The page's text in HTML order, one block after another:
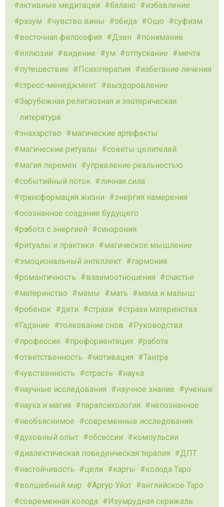
активные медитации
баланс
избавление
разум
чувство вины обида Ошо
суфизм
восточная философия
Дзен
понимание
иллюзии
видение ум отпускание
мечта
путешествие
Психотерапия
избегание лечения
стресс-менеджмент
выздоровление
Зарубежная религиозная и эзотерическая
литература
знахарство
магические артефакты
магические ритуалы
советы целителей
магия перемен
управление реальностью
событийный поток
личная сила
трансформация жизни
энергия намерения
осознанное создание будущего
работа с энергией
синхрония
ритуалы и практики
магическое мышление
эмоциональный интеллект
гармония
романтичность
взаимоотношения
счастье
материнство
мамы мать
мама и малыш
ребенок
дети страхи
страхи материнства
Гадание
толкование снов
Руководства
профессия
профориентация
работа
ответственность
мотивация
Тантра
чувственность
страсть
наука
научные исследования
научное знание
ученые
наука и магия
парапсихология
непознанное
необъяснимое
современные исследования
духовный опыт
обсессии
компульсии
диалектическая поведенческая терапия
ДПТ
настойчивость
цели карты
колода Таро
волшебный мир
Артур Уйэт
английское Таро
современная колода
Изумрудная скрижаль